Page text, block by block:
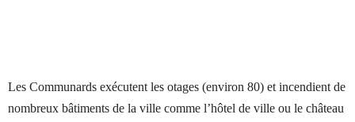
Les Communards exécutent les otages (environ 80) et incendient de
nombreux bâtiments de la ville comme l’hôtel de ville ou le château